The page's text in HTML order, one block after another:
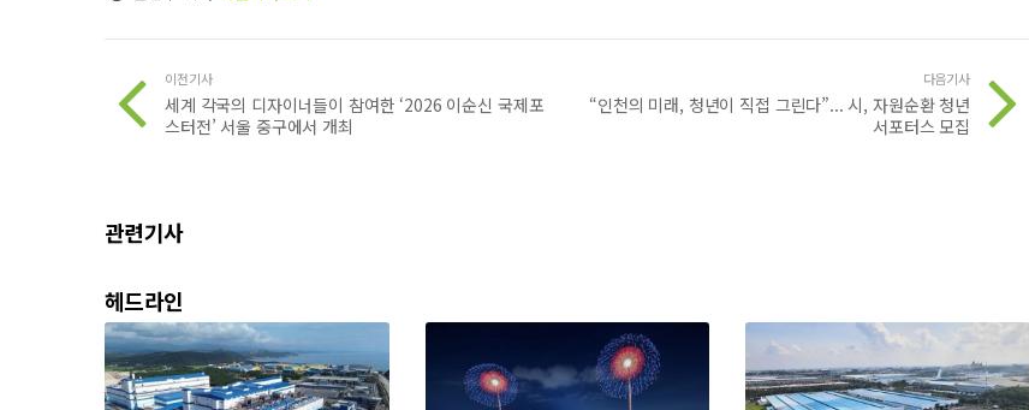
이전기사
세계 각국의 디자이너들이 참여한 ‘2026 이순신 국제포
스터전’ 서울 중구에서 개최
다음기사
“인천의 미래, 청년이 직접 그린다”... 시, 자원순환 청년
서포터스 모집
관련기사
헤드라인